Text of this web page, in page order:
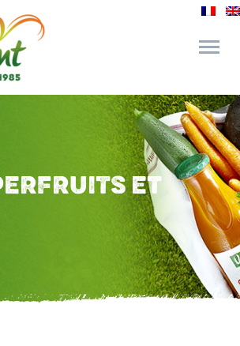
des engagements
ET